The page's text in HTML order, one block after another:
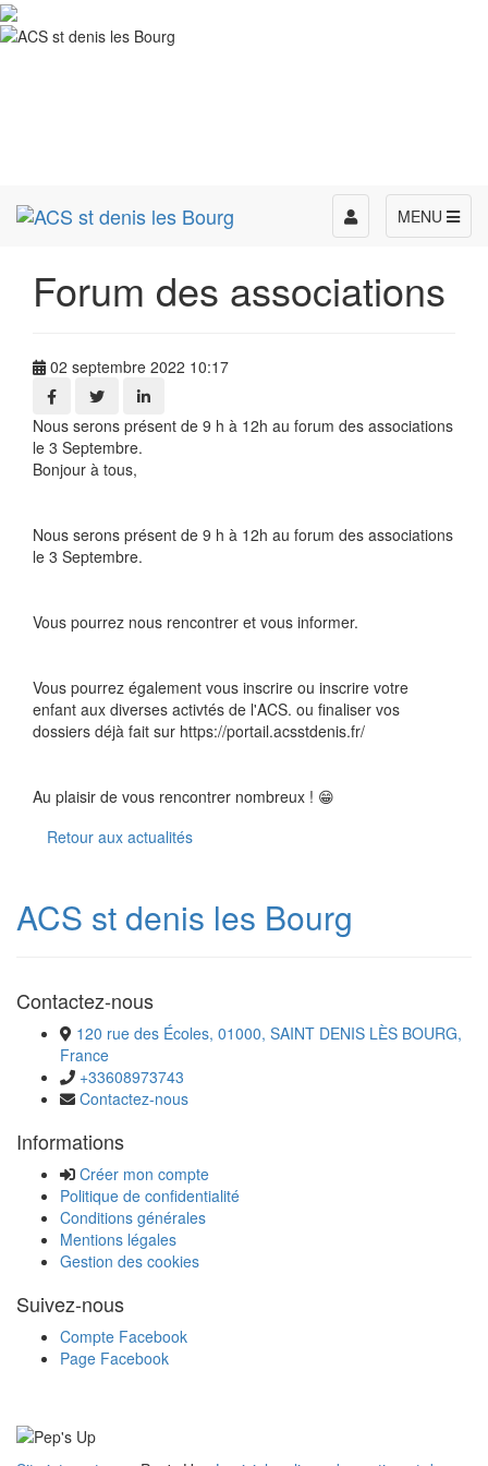
MENU
Toggle
navigation
Forum des associations
02 septembre 2022 10:17
Nous serons présent de 9 h à 12h au forum des associations
le 3 Septembre.
Bonjour à tous,
Nous serons présent de 9 h à 12h au forum des associations
le 3 Septembre.
Vous pourrez nous rencontrer et vous informer.
Vous pourrez également vous inscrire ou inscrire votre
enfant aux diverses activtés de l'ACS. ou finaliser vos
dossiers déjà fait sur https://portail.acsstdenis.fr/
Au plaisir de vous rencontrer nombreux ! 😁
Retour aux actualités
ACS st denis les Bourg
Contactez-nous
120 rue des Écoles, 01000, SAINT DENIS LÈS BOURG,
France
+33608973743
Contactez-nous
Informations
Créer mon compte
Politique de confidentialité
Conditions générales
Mentions légales
Gestion des cookies
Suivez-nous
Compte Facebook
Page Facebook